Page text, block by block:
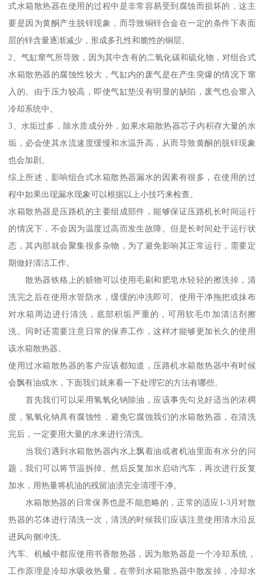
式水箱散热器在使用的过程中是非常容易受到腐蚀而损坏的，这主
要是因为黄酮产生脱锌现象，而导致铜锌合金在一定的条件下表面
层的锌含量逐渐减少，形成多孔性和脆性的铜层。
2、气缸窜气所导致，因为其中含有的二氧化碳和硫化物，对组合式
水箱散热器的腐蚀性较大，气缸内的废气是在产生突爆的情况下窜
入的。由于压力较高，即使气缸垫没有明显的缺陷，废气也会窜入
冷却系统中。
3、水垢过多，除水质成分外，如果水箱散热器芯子内积存大量的水
垢，必会使其水流速度缓慢和水温升高，从而导致黄酮的脱锌现象
也会加剧。
综上所述，影响组合式水箱散热器漏水的因素有很多，在使用的过
程中如果出现漏水现象可以根据以上小技巧来检查。
水箱散热器是压路机的主要组成部件，能够保证压路机长时间运行
的情况下，不会因为温度过高而发生故障。但是长时间处于运行状
态，其内部就会聚集很多杂物，为了避免影响其正常运行，需要定
期做好清洁工作。
散热器铁格上的赃物可以使用毛刷和肥皂水轻轻的擦洗掉，清
洗完之后在使用水管防水，缓缓的冲洗即可。使用干净拖把或抹布
对水箱周边进行清洗，底部积垢严重的，可用软毛巾加清洁剂擦
洗。同时还需要注意日常的保养工作，这样才能够更加长久的使用
该水箱散热器。
使用过水箱散热器的客户应该都知道，压路机水箱散热器中有时候
会飘有油或水，下面我们就来看一下处理它的方法有哪些。
首先我们可以采用氢氧化钠除油，应该事先勾兑好适当的浓稠
度，氢氧化钠具有腐蚀性，避免它腐蚀我们的水箱散热器，在清洗
完后，一定要用大量的水来进行清洗。
当我们遇到水箱散热器内水上飘着油或者机油里面有水分的问
题，我们可以将节温拆掉。然后反复加水启动汽车，再次进行反复
加水，用热量将机油的残留油渍完全清理干净。
水箱散热器的日常保养也是不能忽略的，正常的适应1-3月对散
热器的芯体进行清洗一次，清洗的时候我们应该注意使用清水沿反
进风向侧冲洗。
汽车、机械中都应使用书香散热器，因为散热器是一个冷却系统，
工作原理是冷却水吸收热量，在带到水箱散热器中散发掉，冷却水